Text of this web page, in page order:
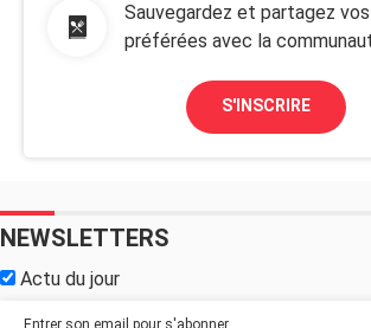
Sauvegardez et partagez
préférées avec la
S'INSCRIRE
NEWSLETTERS
Actu du jour